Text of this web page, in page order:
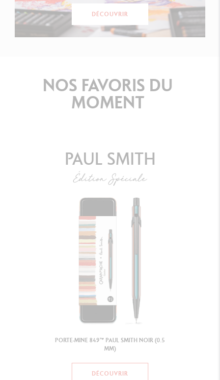
DÉCOUVRIR
NOS FAVORIS DU
MOMENT
PAUL SMITH
Édition Spéciale
PORTE-MINE 849™ PAUL SMITH GRIS
ARGENTÉ (0.5 MM)